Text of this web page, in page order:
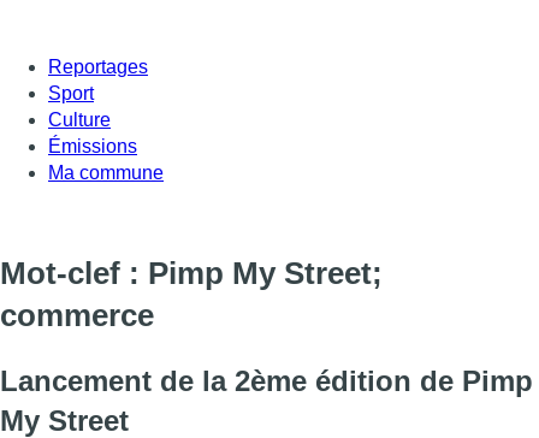
Reportages
Sport
Culture
Émissions
Ma commune
Mot-clef : Pimp My Street;
commerce
Lancement de la 2ème édition de Pimp
My Street